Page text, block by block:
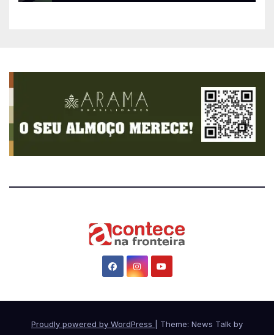
Proudly powered by WordPress
Theme: News Talk by